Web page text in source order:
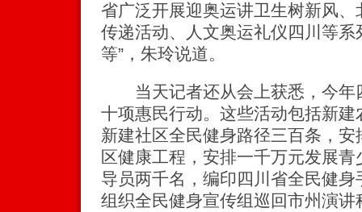
省广泛开展迎奥运讲卫生树新风
传递活动、人文奥运礼仪四川等
等”，朱玲说道。
当天记者还从会上获悉，今年
十项惠民行动。这些活动包括新
新建社区全民健身路径三百条，
区健康工程，安排一千万元发展
导员两千名，编印四川省全民健
组织全民健身宣传组巡回市州演